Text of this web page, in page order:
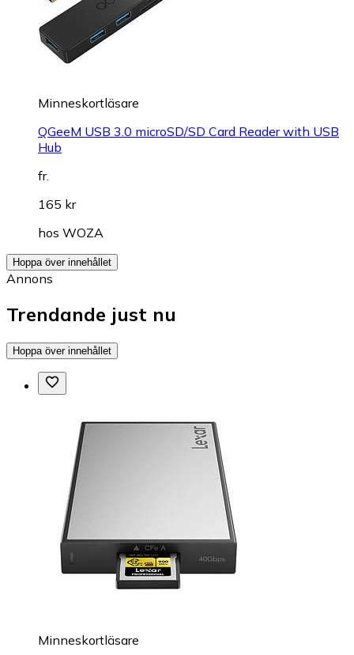
Minneskortläsare
QGeeM USB 3.0 microSD/SD Card Reader with USB
Hub
fr.
165 kr
hos WOZA
Hoppa över innehållet
Annons
Trendande just nu
Hoppa över innehållet
Minneskortläsare